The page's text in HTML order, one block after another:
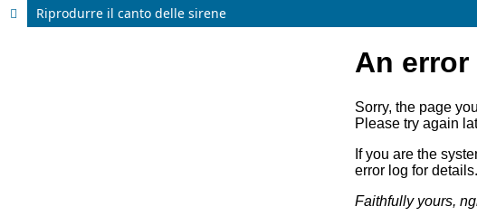
Riprodurre il canto delle sirene